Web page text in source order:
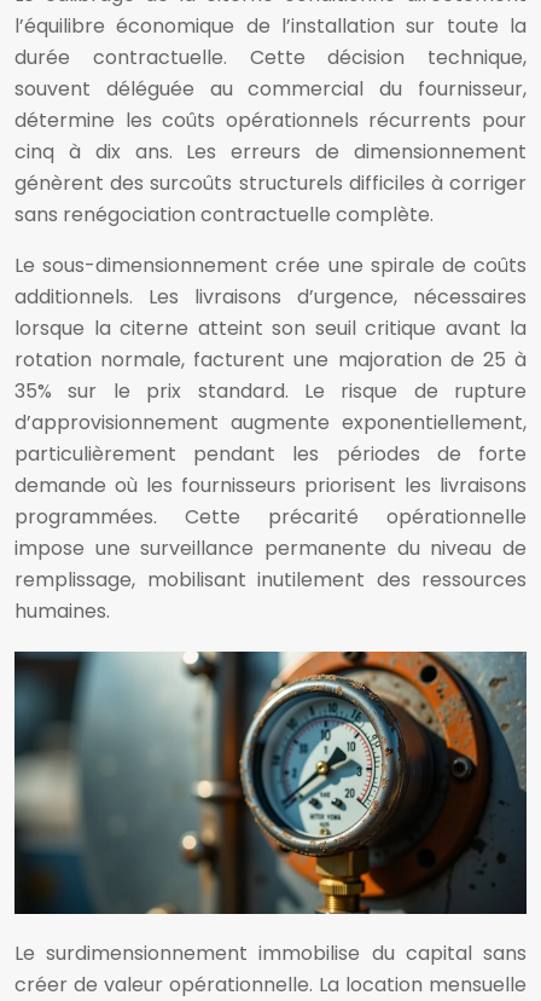
l’équilibre économique de l’installation sur toute la
durée contractuelle. Cette décision technique,
souvent déléguée au commercial du fournisseur,
détermine les coûts opérationnels récurrents pour
cinq à dix ans. Les erreurs de dimensionnement
génèrent des surcoûts structurels difficiles à corriger
sans renégociation contractuelle complète.
Le sous-dimensionnement crée une spirale de coûts
additionnels. Les livraisons d’urgence, nécessaires
lorsque la citerne atteint son seuil critique avant la
rotation normale, facturent une majoration de 25 à
35% sur le prix standard. Le risque de rupture
d’approvisionnement augmente exponentiellement,
particulièrement pendant les périodes de forte
demande où les fournisseurs priorisent les livraisons
programmées. Cette précarité opérationnelle
impose une surveillance permanente du niveau de
remplissage, mobilisant inutilement des ressources
humaines.
Le surdimensionnement immobilise du capital sans
créer de valeur opérationnelle. La location mensuelle